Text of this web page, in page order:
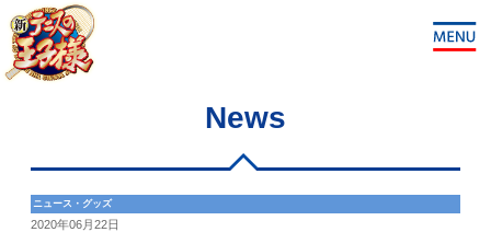
News
ニュース・グッズ
2020年06月22日